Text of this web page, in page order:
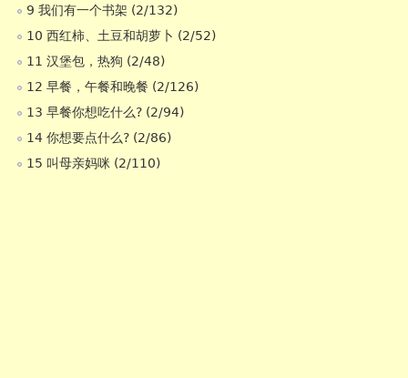
9 我们有一个书架 (2/132)
10 西红柿、土豆和胡萝卜 (2/52)
11 汉堡包，热狗 (2/48)
12 早餐，午餐和晚餐 (2/126)
13 早餐你想吃什么? (2/94)
14 你想要点什么? (2/86)
15 叫母亲妈咪 (2/110)